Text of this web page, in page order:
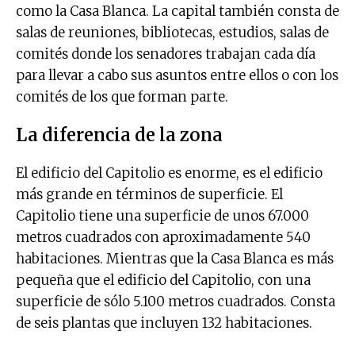
como la Casa Blanca. La capital también consta de
salas de reuniones, bibliotecas, estudios, salas de
comités donde los senadores trabajan cada día
para llevar a cabo sus asuntos entre ellos o con los
comités de los que forman parte.
La diferencia de la zona
El edificio del Capitolio es enorme, es el edificio
más grande en términos de superficie. El
Capitolio tiene una superficie de unos 67.000
metros cuadrados con aproximadamente 540
habitaciones. Mientras que la Casa Blanca es más
pequeña que el edificio del Capitolio, con una
superficie de sólo 5.100 metros cuadrados. Consta
de seis plantas que incluyen 132 habitaciones.